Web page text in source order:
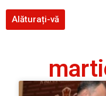
Alăturați-vă